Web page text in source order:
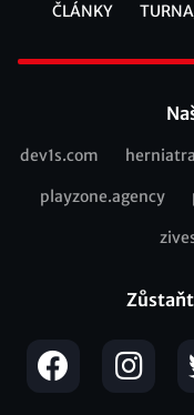
ČLÁNKY
Recommended
dev1s.com
playzone.agency